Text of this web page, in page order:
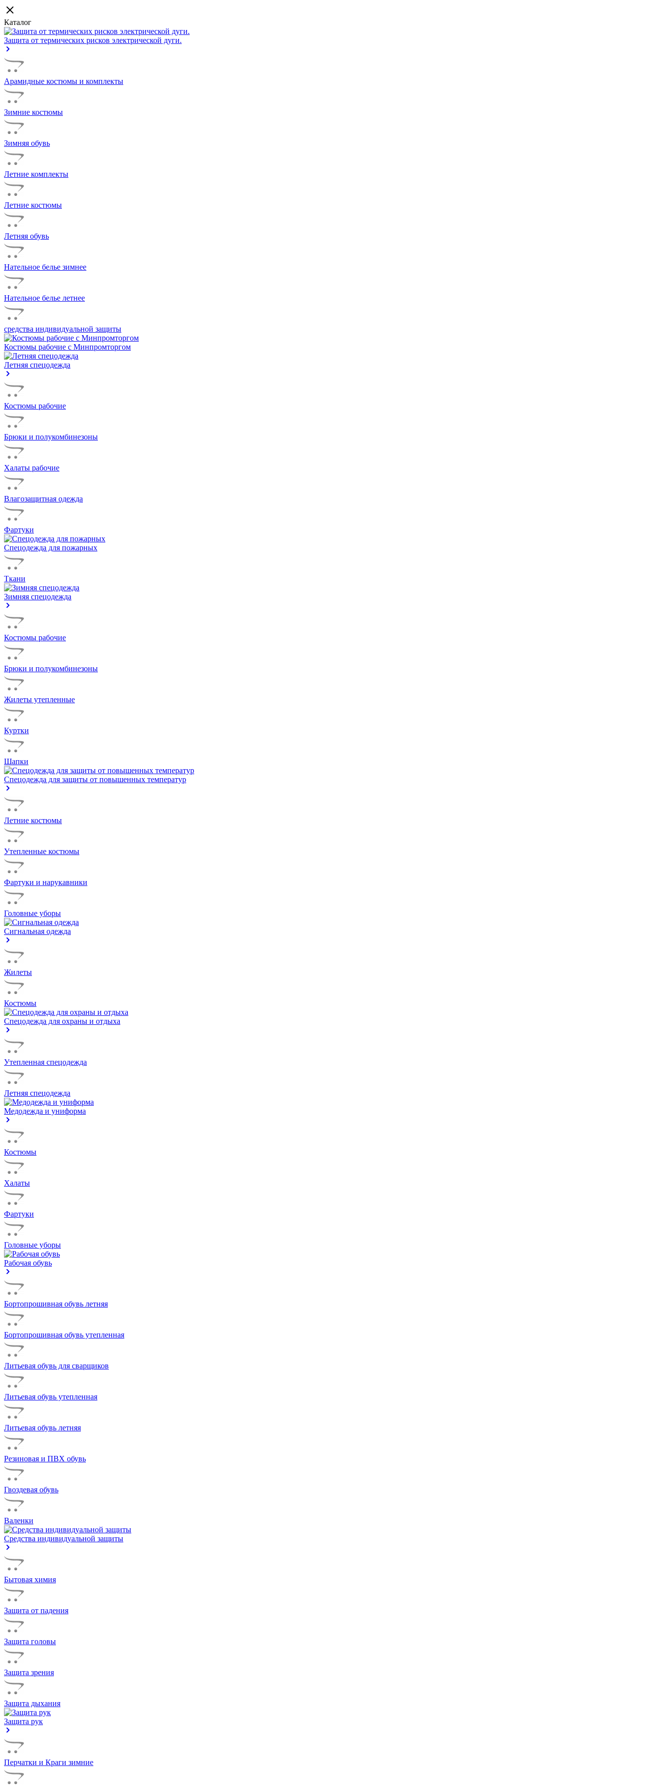
Каталог
Защита от термических рисков электрической дуги.
Арамидные костюмы и комплекты
Зимние костюмы
Зимняя обувь
Летние комплекты
Летние костюмы
Летняя обувь
Нательное белье зимнее
Нательное белье летнее
средства индивидуальной защиты
Костюмы рабочие с Минпромторгом
Летняя спецодежда
Костюмы рабочие
Брюки и полукомбинезоны
Халаты рабочие
Влагозащитная одежда
Фартуки
Спецодежда для пожарных
Ткани
Зимняя спецодежда
Костюмы рабочие
Брюки и полукомбинезоны
Жилеты утепленные
Куртки
Шапки
Спецодежда для защиты от повышенных температур
Летние костюмы
Утепленные костюмы
Фартуки и нарукавники
Головные уборы
Сигнальная одежда
Жилеты
Костюмы
Спецодежда для охраны и отдыха
Утепленная спецодежда
Летняя спецодежда
Медодежда и униформа
Костюмы
Халаты
Фартуки
Головные уборы
Рабочая обувь
Бортопрошивная обувь летняя
Бортопрошивная обувь утепленная
Литьевая обувь для сварщиков
Литьевая обувь утепленная
Литьевая обувь летняя
Резиновая и ПВХ обувь
Гвоздевая обувь
Валенки
Средства индивидуальной защиты
Бытовая химия
Защита от падения
Защита головы
Защита зрения
Защита дыхания
Защита рук
Перчатки и Краги зимние